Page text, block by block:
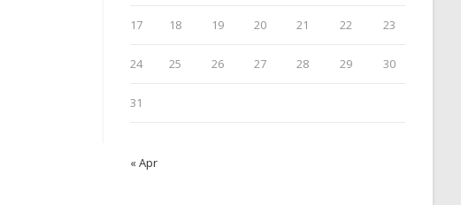
17 18 19 20 21 22 23
24 25 26 27 28 29 30
31
« Apr